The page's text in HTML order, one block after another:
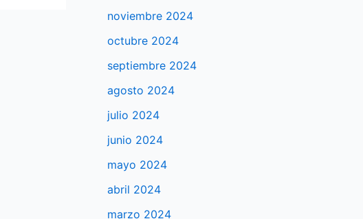
noviembre 2024
octubre 2024
septiembre 2024
agosto 2024
julio 2024
junio 2024
mayo 2024
abril 2024
marzo 2024